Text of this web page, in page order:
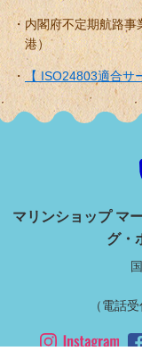
内閣府不定期航路
港）
【 ISO24803適合サ
マリンショップ マ
グ・
（電話